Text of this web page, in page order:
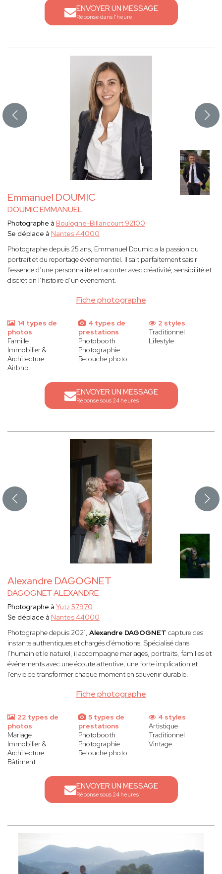
ENVOYER UN MESSAGE
Réponse dans l'heure
Emmanuel DOUMIC
DOUMIC EMMANUEL
Fiche photographe
Photographe à Boulogne-Billancourt 92100
Se déplace à Nantes 44000
Photographe depuis 25 ans, Emmanuel Doumic a la passion du
portrait et du reportage événementiel. Il sait parfaitement saisir
l’essence d’une personnalité et raconter avec créativité, sensibilité et
discrétion l’histoire d’un événement.
14 types de
photos
Famille
Immobilier &
Architecture
Airbnb
4 types de
prestations
Photobooth
Photographie
Retouche photo
2 styles
Traditionnel
Lifestyle
ENVOYER UN MESSAGE
Réponse sous 24 heures
Alexandre DAGOGNET
DAGOGNET ALEXANDRE
Fiche photographe
Photographe à Yutz 57970
Se déplace à Nantes 44000
Photographe depuis 2021, Alexandre DAGOGNET capture des
instants authentiques et chargés d’émotions. Spécialisé dans
l’humain et le naturel, il accompagne mariages, portraits, familles et
événements avec une écoute attentive, une forte implication et
l’envie de transformer chaque moment en souvenir durable.
22 types de
photos
Mariage
Immobilier &
Architecture
Bâtiment
5 types de
prestations
Photobooth
Photographie
Retouche photo
4 styles
Artistique
Traditionnel
Vintage
ENVOYER UN MESSAGE
Réponse sous 24 heures